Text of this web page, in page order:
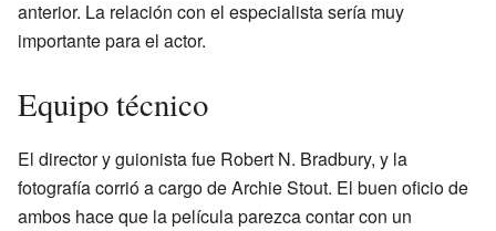
anterior. La relación con el especialista sería muy
importante para el actor.
Equipo técnico
El director y guionista fue Robert N. Bradbury, y la
fotografía corrió a cargo de Archie Stout. El buen oficio de
ambos hace que la película parezca contar con un